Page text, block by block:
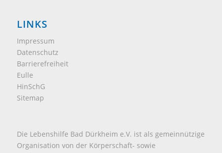
LINKS
Impressum
Datenschutz
Barrierefreiheit
Eulle
HinSchG
Sitemap
Die Lebenshilfe Bad Dürkheim e.V. ist als gemeinnützige
Organisation von der Körperschaft- sowie